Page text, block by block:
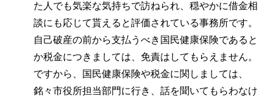
た人でも気楽な気持ちで訪ねられ、穏やかに借金相
談にも応じて貰えると評価されている事務所です。
自己破産の前から支払うべき国民健康保険であると
か税金につきましては、免責はしてもらえません。
ですから、国民健康保険や税金に関しましては、
銘々市役所担当部門に行き、話を聞いてもらわなけ